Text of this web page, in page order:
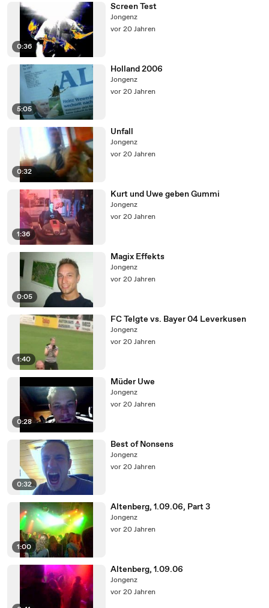
0:36
Screen Test
Jongenz
vor 20 Jahren
5:05
Holland 2006
Jongenz
vor 20 Jahren
0:32
Unfall
Jongenz
vor 20 Jahren
1:36
Kurt und Uwe geben Gummi
Jongenz
vor 20 Jahren
0:05
Magix Effekts
Jongenz
vor 20 Jahren
1:40
FC Telgte vs. Bayer 04 Leverkusen
Jongenz
vor 20 Jahren
0:28
Müder Uwe
Jongenz
vor 20 Jahren
0:32
Best of Nonsens
Jongenz
vor 20 Jahren
1:00
Altenberg, 1.09.06, Part 3
Jongenz
vor 20 Jahren
Altenberg, 1.09.06
Jongenz
vor 20 Jahren